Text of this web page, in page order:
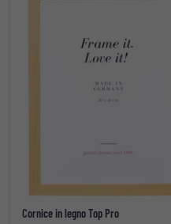
Cornice in legno Top Pro